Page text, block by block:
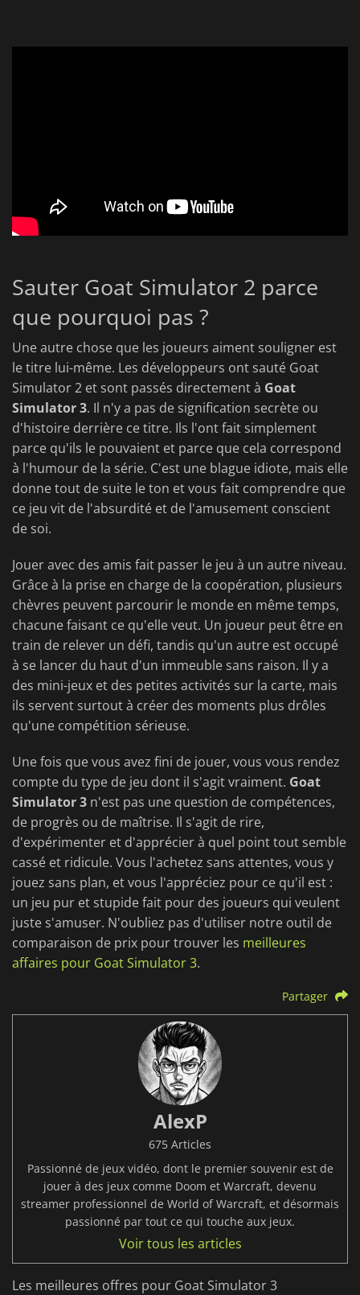
Sauter Goat Simulator 2 parce
que pourquoi pas ?
Une autre chose que les joueurs aiment souligner est
le titre lui-même. Les développeurs ont sauté Goat
Simulator 2 et sont passés directement à Goat
Simulator 3. Il n'y a pas de signification secrète ou
d'histoire derrière ce titre. Ils l'ont fait simplement
parce qu'ils le pouvaient et parce que cela correspond
à l'humour de la série. C'est une blague idiote, mais elle
donne tout de suite le ton et vous fait comprendre que
ce jeu vit de l'absurdité et de l'amusement conscient
de soi.
Jouer avec des amis fait passer le jeu à un autre niveau.
Grâce à la prise en charge de la coopération, plusieurs
chèvres peuvent parcourir le monde en même temps,
chacune faisant ce qu'elle veut. Un joueur peut être en
train de relever un défi, tandis qu'un autre est occupé
à se lancer du haut d'un immeuble sans raison. Il y a
des mini-jeux et des petites activités sur la carte, mais
ils servent surtout à créer des moments plus drôles
qu'une compétition sérieuse.
Une fois que vous avez fini de jouer, vous vous rendez
compte du type de jeu dont il s'agit vraiment. Goat
Simulator 3 n'est pas une question de compétences,
de progrès ou de maîtrise. Il s'agit de rire,
d'expérimenter et d'apprécier à quel point tout semble
cassé et ridicule. Vous l'achetez sans attentes, vous y
jouez sans plan, et vous l'appréciez pour ce qu'il est :
un jeu pur et stupide fait pour des joueurs qui veulent
juste s'amuser. N'oubliez pas d'utiliser notre outil de
comparaison de prix pour trouver les meilleures
affaires pour Goat Simulator 3.
Partager
AlexP
675 Articles
Passionné de jeux vidéo, dont le premier souvenir est de
jouer à des jeux comme Doom et Warcraft, devenu
streamer professionnel de World of Warcraft, et désormais
passionné par tout ce qui touche aux jeux.
Voir tous les articles
Les meilleures offres pour Goat Simulator 3